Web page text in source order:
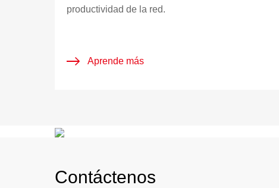
productividad de la red.
Aprende más
Contáctenos